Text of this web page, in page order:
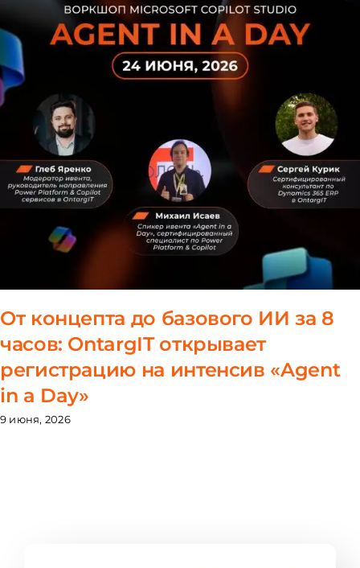
От концепта до базового ИИ за 8
часов: OntargIT открывает
регистрацию на интенсив «Agent
in a Day»
9 июня, 2026